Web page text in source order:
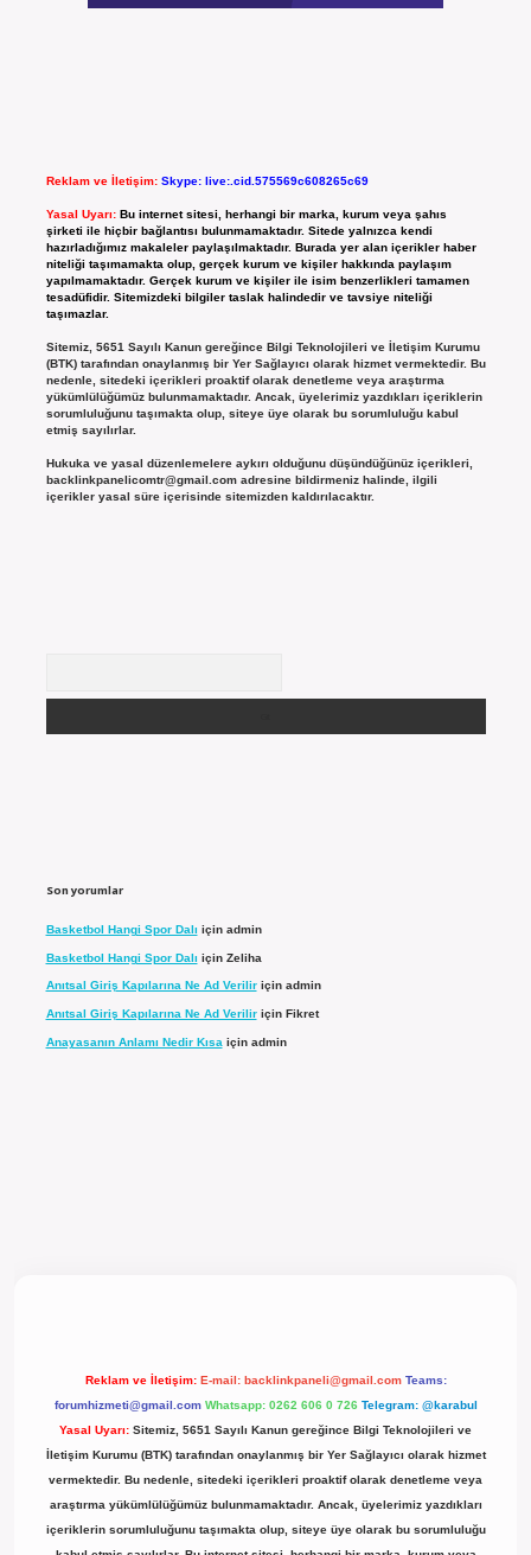
Reklam ve İletişim: Skype: live:.cid.575569c608265c69
Yasal Uyarı: Bu internet sitesi, herhangi bir marka, kurum veya şahıs
şirketi ile hiçbir bağlantısı bulunmamaktadır. Sitede yalnızca kendi
hazırladığımız makaleler paylaşılmaktadır. Burada yer alan içerikler haber
niteliği taşımamakta olup, gerçek kurum ve kişiler hakkında paylaşım
yapılmamaktadır. Gerçek kurum ve kişiler ile isim benzerlikleri tamamen
tesadüfidir. Sitemizdeki bilgiler taslak halindedir ve tavsiye niteliği
taşımazlar.
Sitemiz, 5651 Sayılı Kanun gereğince Bilgi Teknolojileri ve İletişim Kurumu
(BTK) tarafından onaylanmış bir Yer Sağlayıcı olarak hizmet vermektedir. Bu
nedenle, sitedeki içerikleri proaktif olarak denetleme veya araştırma
yükümlülüğümüz bulunmamaktadır. Ancak, üyelerimiz yazdıkları içeriklerin
sorumluluğunu taşımakta olup, siteye üye olarak bu sorumluluğu kabul
etmiş sayılırlar.
Hukuka ve yasal düzenlemelere aykırı olduğunu düşündüğünüz içerikleri,
backlinkpanelicomtr@gmail.comadresine bildirmeniz halinde, ilgili
içerikler yasal süre içerisinde sitemizden kaldırılacaktır.
Son yorumlar
Basketbol Hangi Spor Dalı için admin
Basketbol Hangi Spor Dalı için Zeliha
Anıtsal Giriş Kapılarına Ne Ad Veriliriçin admin
Anıtsal Giriş Kapılarına Ne Ad Veriliriçin Fikret
Anayasanın Anlamı Nedir Kısa için admin
Reklam ve İletişim: E-mail: backlinkpaneli@gmail.com Teams:
forumhizmeti@gmail.com Whatsapp: 0262 606 0 726 Telegram: @karabul
Yasal Uyarı: Sitemiz, 5651 Sayılı Kanun gereğince Bilgi Teknolojileri ve
İletişim Kurumu (BTK) tarafından onaylanmış bir Yer Sağlayıcı olarak hizmet
vermektedir. Bu nedenle, sitedeki içerikleri proaktif olarak denetleme veya
araştırma yükümlülüğümüz bulunmamaktadır. Ancak, üyelerimiz yazdıkları
içeriklerin sorumluluğunu taşımakta olup, siteye üye olarak bu sorumluluğu